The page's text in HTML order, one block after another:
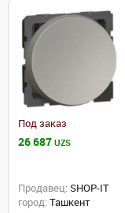
Под заказ
26 687 UZS
Продавец: SHOP-IT
город: Ташкент